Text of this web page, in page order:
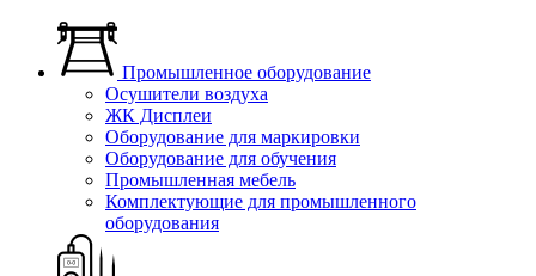
Промышленное оборудование
Осушители воздуха
ЖК Дисплеи
Оборудование для маркировки
Оборудование для обучения
Промышленная мебель
Комплектующие для промышленного
оборудования